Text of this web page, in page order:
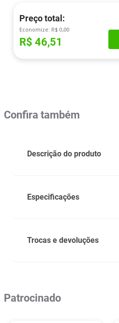
Preço total:
Economize: R$ 0,00
R$ 46,51
Confira também
Descrição do produto
Especificações
Trocas e devoluções
Patrocinado